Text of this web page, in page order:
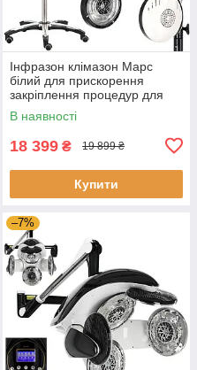
Інфразон клімазон Марс
білий для прискорення
закріплення процедур для
догляду
В наявності
18 399 ₴ 19 899 ₴
Купити
–7%